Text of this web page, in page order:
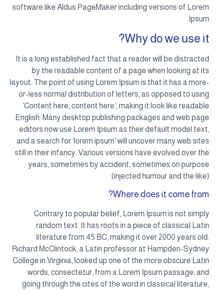
software like Aldus PageMaker including versions of Lorem
Ipsum.
Why do we use it?
It is a long established fact that a reader will be distracted
by the readable content of a page when looking at its
layout. The point of using Lorem Ipsum is that it has a more-
or-less normal distribution of letters, as opposed to using
‘Content here, content here’, making it look like readable
English. Many desktop publishing packages and web page
editors now use Lorem Ipsum as their default model text,
and a search for ‘lorem ipsum’ will uncover many web sites
still in their infancy. Various versions have evolved over the
years, sometimes by accident, sometimes on purpose
(injected humour and the like).
Where does it come from?
Contrary to popular belief, Lorem Ipsum is not simply
random text. It has roots in a piece of classical Latin
literature from 45 BC, making it over 2000 years old.
Richard McClintock, a Latin professor at Hampden-Sydney
College in Virginia, looked up one of the more obscure Latin
words, consectetur, from a Lorem Ipsum passage, and
going through the cites of the word in classical literature,